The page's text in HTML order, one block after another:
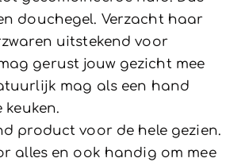
douchegel. Verzacht haar
uitstekend voor
gerust jouw gezicht mee
mag als een hand
product voor de hele gezien.
alles en ook handig om mee